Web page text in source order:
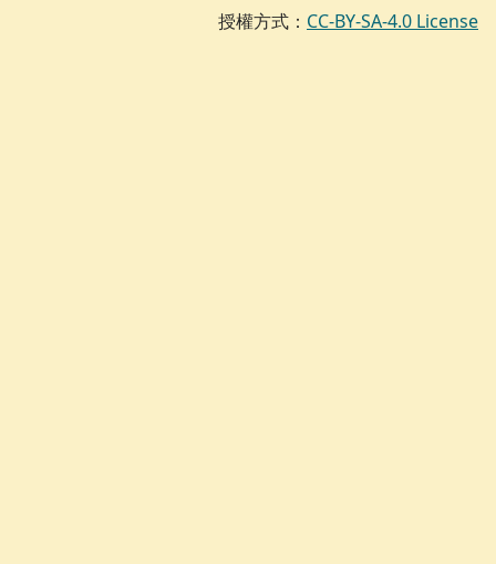
授權方式： CC-BY-SA-4.0 License